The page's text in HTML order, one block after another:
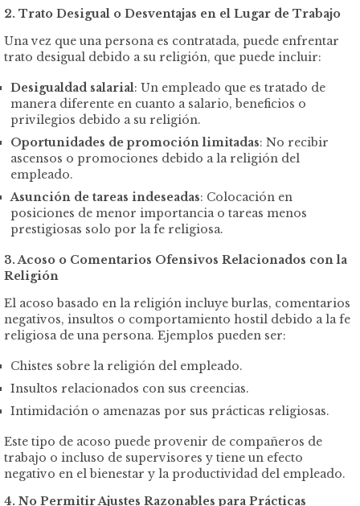
2. Trato Desigual o Desventajas en el Lugar de Trabajo
Una vez que una persona es contratada, puede enfrentar
trato desigual debido a su religión, que puede incluir:
Desigualdad salarial: Un empleado que es tratado de
manera diferente en cuanto a salario, beneficios o
privilegios debido a su religión.
Oportunidades de promoción limitadas: No recibir
ascensos o promociones debido a la religión del
empleado.
Asunción de tareas indeseadas: Colocación en
posiciones de menor importancia o tareas menos
prestigiosas solo por la fe religiosa.
3. Acoso o Comentarios Ofensivos Relacionados con la
Religión
El acoso basado en la religión incluye burlas, comentarios
negativos, insultos o comportamiento hostil debido a la fe
religiosa de una persona. Ejemplos pueden ser:
Chistes sobre la religión del empleado.
Insultos relacionados con sus creencias.
Intimidación o amenazas por sus prácticas religiosas.
Este tipo de acoso puede provenir de compañeros de
trabajo o incluso de supervisores y tiene un efecto
negativo en el bienestar y la productividad del empleado.
4. No Permitir Ajustes Razonables para Prácticas